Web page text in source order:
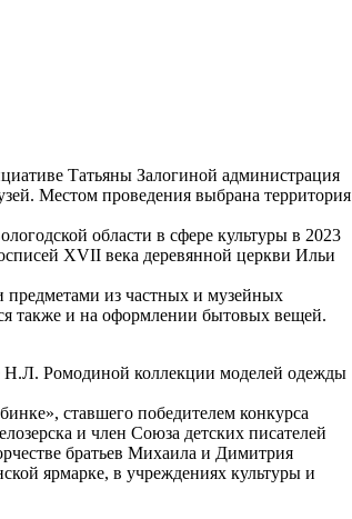
Татьяны Залогиной администрация
Местом проведения выбрана территория
области в сфере культуры в 2023
XVII века деревянной церкви Ильи
предметами из частных и музейных
также и на оформлении бытовых вещей.
Н.Л. Ромодиной коллекции моделей одежды
ставшего победителем конкурса
и член Союза детских писателей
братьев Михаила и Димитрия
ярмарке, в учреждениях культуры и